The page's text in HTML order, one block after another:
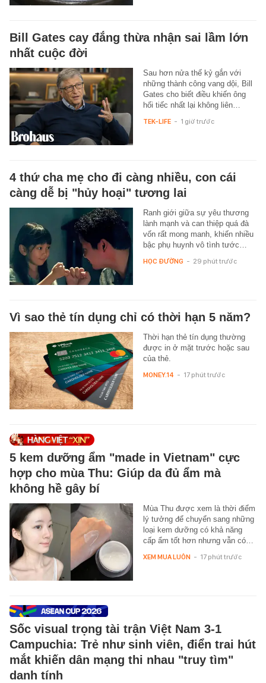
Bill Gates cay đắng thừa nhận sai lầm lớn
nhất cuộc đời
Sau hơn nửa thế kỷ gắn với
những thành công vang dội, Bill
Gates cho biết điều khiến ông
hối tiếc nhất lại không liên…
TEK-LIFE - 1 giờ trước
4 thứ cha mẹ cho đi càng nhiều, con cái
càng dễ bị "hủy hoại" tương lai
Ranh giới giữa sự yêu thương
lành mạnh và can thiệp quá đà
vốn rất mong manh, khiến nhiều
bậc phụ huynh vô tình tước…
HỌC ĐƯỜNG - 29 phút trước
Vì sao thẻ tín dụng chỉ có thời hạn 5 năm?
Thời hạn thẻ tín dụng thường
được in ở mặt trước hoặc sau
của thẻ.
MONEY.14 - 17 phút trước
5 kem dưỡng ẩm "made in Vietnam" cực
hợp cho mùa Thu: Giúp da đủ ẩm mà
không hề gây bí
Mùa Thu được xem là thời điểm
lý tưởng để chuyển sang những
loại kem dưỡng có khả năng
cấp ẩm tốt hơn nhưng vẫn có…
XEM MUA LUÔN - 17 phút trước
Sốc visual trọng tài trận Việt Nam 3-1
Campuchia: Trẻ như sinh viên, điển trai hút
mắt khiến dân mạng thi nhau "truy tìm"
danh tính